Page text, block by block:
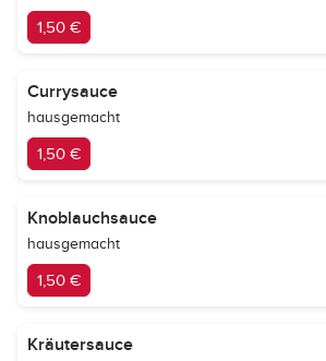
1,50 €
Currysauce
hausgemacht
1,50 €
Knoblauchsauce
hausgemacht
1,50 €
Kräutersauce